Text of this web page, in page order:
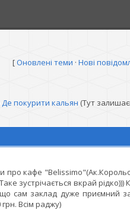
[Оновлені теми · Нові
Де покурити кальян (Тут
про кафе
зустрічається вкрай
сам заклад дуже приємний
Всім раджу)